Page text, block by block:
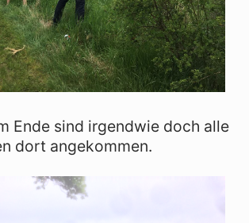
Ende sind irgendwie doch alle
dort angekommen.